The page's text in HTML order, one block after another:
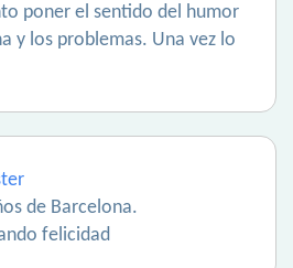
poner el sentido del humor
y los problemas. Una vez lo
de Barcelona.
felicidad